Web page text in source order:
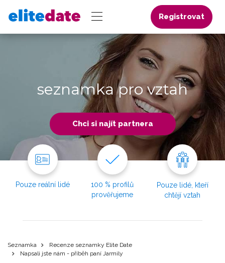
Registrovat
seznamka pro vztah
Chci si najít partnera
Pouze reální lidé
100 % profilů
prověřujeme
Pouze lidé, kteří
chtějí vztah
Seznamka
Recenze seznamky Elite Date
Napsali jste nám - příběh paní Jarmily